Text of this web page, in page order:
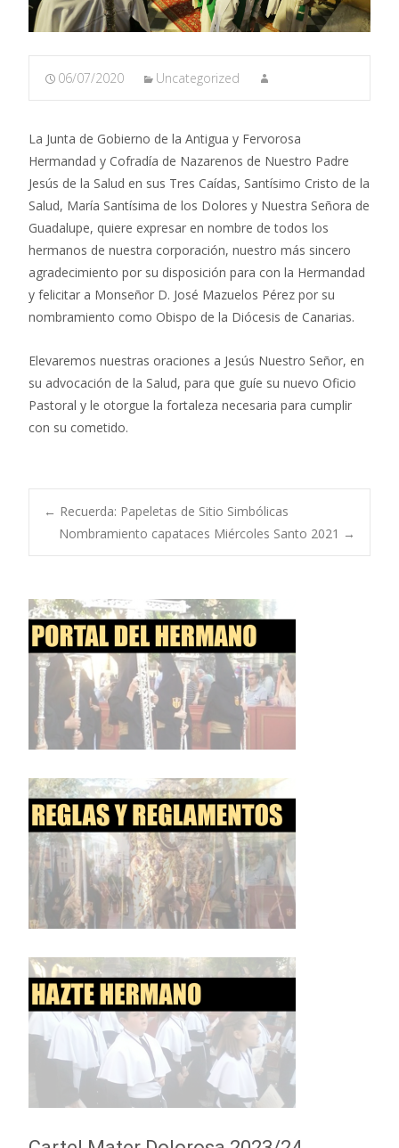
06/07/2020 Uncategorized
La Junta de Gobierno de la Antigua y Fervorosa
Hermandad y Cofradía de Nazarenos de Nuestro Padre
Jesús de la Salud en sus Tres Caídas, Santísimo Cristo de la
Salud, María Santísima de los Dolores y Nuestra Señora de
Guadalupe, quiere expresar en nombre de todos los
hermanos de nuestra corporación, nuestro más sincero
agradecimiento por su disposición para con la Hermandad
y felicitar a Monseñor D. José Mazuelos Pérez por su
nombramiento como Obispo de la Diócesis de Canarias.
Elevaremos nuestras oraciones a Jesús Nuestro Señor, en
su advocación de la Salud, para que guíe su nuevo Oficio
Pastoral y le otorgue la fortaleza necesaria para cumplir
con su cometido.
Navegación
entradas
← Recuerda: Papeletas de Sitio Simbólicas
Nombramiento capataces Miércoles Santo 2021 →